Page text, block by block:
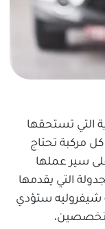
التي تستحقها
كل مركبة تحتاج
سير عملها
التي يقدمها
ستؤدي